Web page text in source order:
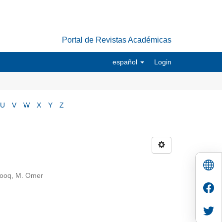
Portal de Revistas Académicas
español Login
U V W X Y Z
M. Omer